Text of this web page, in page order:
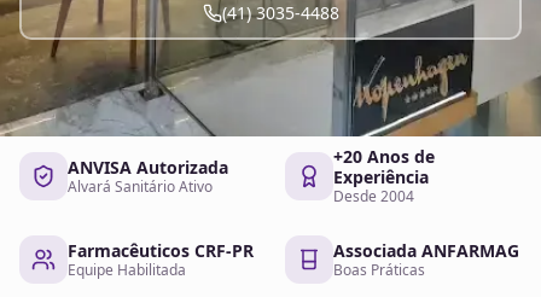
(41) 3035-4488
ANVISA Autorizada
Alvará Sanitário Ativo
+20 Anos de
Experiência
Desde 2004
Farmacêuticos CRF-PR
Equipe Habilitada
Associada ANFARMAG
Boas Práticas